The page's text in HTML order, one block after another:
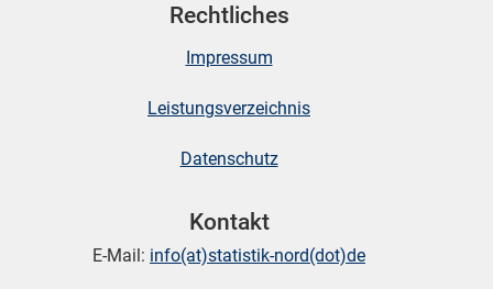
Rechtliches
Impressum
Leistungsverzeichnis
Datenschutz
Kontakt
E-Mail: info(at)statistik-nord(dot)de